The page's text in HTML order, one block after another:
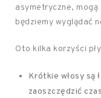
asymetryczne, mogą
będziemy wyglądać
Oto kilka korzyści
Krótkie włosy są
zaoszczędzić